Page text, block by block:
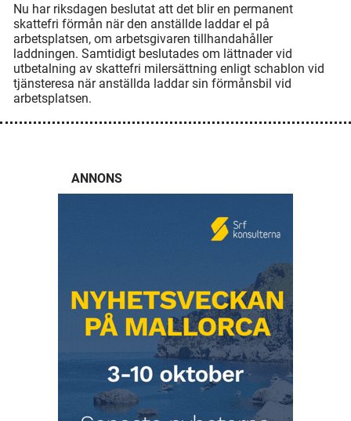
Nu har riksdagen beslutat att det blir en permanent
skattefri förmån när den anställde laddar el på
arbetsplatsen, om arbetsgivaren tillhandahåller
laddningen. Samtidigt beslutades om lättnader vid
utbetalning av skattefri milersättning enligt schablon vid
tjänsteresa när anställda laddar sin förmånsbil vid
arbetsplatsen.
ANNONS